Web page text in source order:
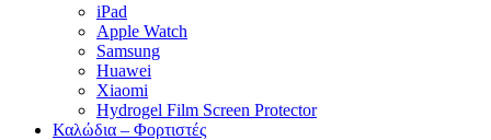
iPad
Apple Watch
Samsung
Huawei
Xiaomi
Hydrogel Film Screen Protector
Καλώδια – Φορτιστές